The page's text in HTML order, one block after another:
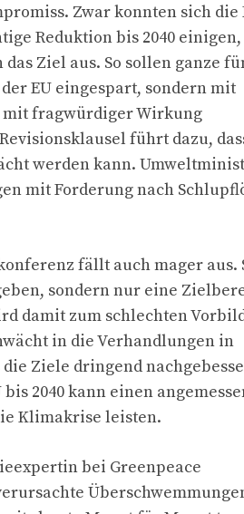
Zwar konnten sich die
Reduktion bis 2040 einigen,
Ziel aus. So sollen ganze
EU eingespart, sondern mit
fragwürdiger Wirkung
führt dazu,
werden kann.
mit Forderung nach
fällt auch mager aus.
sondern nur eine
damit zum schlechten
in die Verhandlungen in
Ziele dringend
2040 kann einen
Klimakrise leisten.
bei Greenpeace